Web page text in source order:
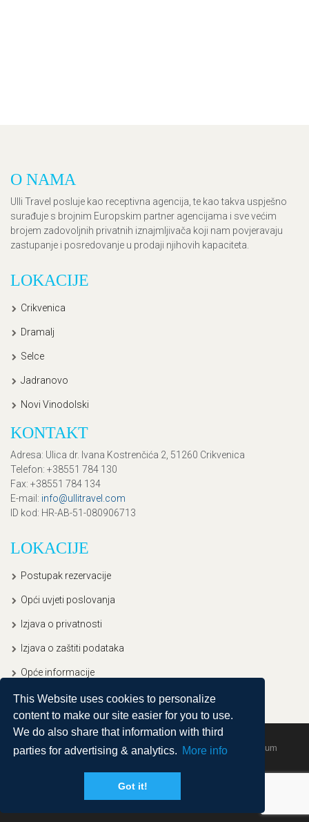
This Website uses cookies to personalize
content to make our site easier for you to use.
We do also share that information with third
parties for advertising & analytics. More info
Got it!
O NAMA
Ulli Travel posluje kao receptivna agencija, te kao takva uspješno
surađuje s brojnim Europskim partner agencijama i sve većim
brojem zadovoljnih privatnih iznajmljivača koji nam povjeravaju
zastupanje i posredovanje u prodaji njihovih kapaciteta.
LOKACIJE
Crikvenica
Dramalj
Selce
Jadranovo
Novi Vinodolski
KONTAKT
Adresa: Ulica dr. Ivana Kostrenčića 2, 51260 Crikvenica
Telefon: +38551 784 130
Fax: +38551 784 134
E-mail: info@ullitravel.com
ID kod: HR-AB-51-080906713
LOKACIJE
Postupak rezervacije
Opći uvjeti poslovanja
Izjava o privatnosti
Izjava o zaštiti podataka
Opće informacije
Copyright © 2020, Ullitravel |Sitemap| Powered by Agendum